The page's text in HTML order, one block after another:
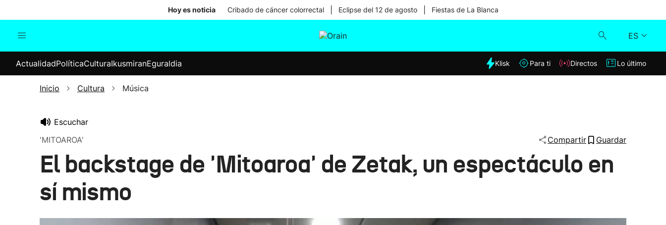
Hoy es noticia Cribado de cáncer colorrectal Eclipse del 12 de agosto Fiestas de La Blanca
ES
Internacional
Elecciones
Klisk
Lo último
ActualidadPolíticaCulturaIkusmiranEguraldia Klisk Para ti Directos Lo último
Inicio Cultura Música
Escuchar
'MITOAROA'
Compartir Guardar
El backstage de 'Mitoaroa' de Zetak, un espectáculo en
sí mismo